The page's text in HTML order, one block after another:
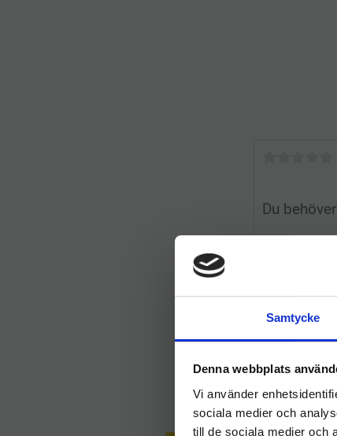
Samtycke
Denna webbplats
Vi använder
sociala medier och
till de sociala medier och